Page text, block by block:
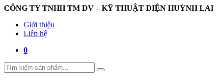
CÔNG TY TNHH TM DV – KỸ THUẬT ĐIỆN HUỲNH LAI
Giới thiệu
Liên hệ
0